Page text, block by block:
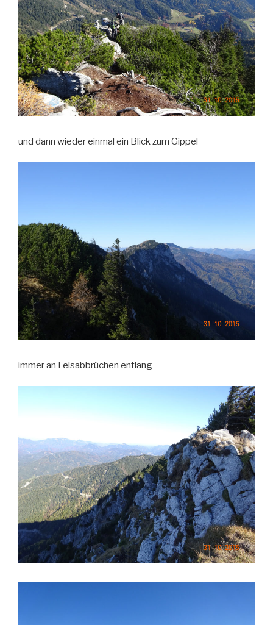
und dann wieder einmal ein Blick zum Gippel
immer an Felsabbrüchen entlang